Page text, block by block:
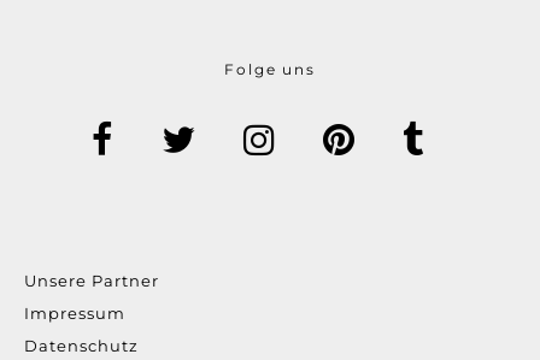
Folge uns
Unsere Partner
Impressum
Datenschutz